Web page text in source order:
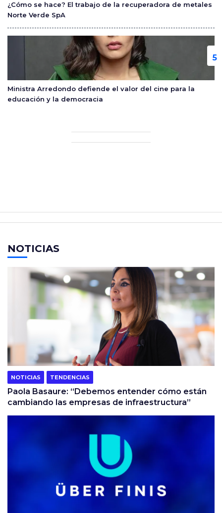
¿Cómo se hace? El trabajo de la recuperadora de metales
Norte Verde SpA
Ministra Arredondo defiende el valor del cine para la
educación y la democracia
NOTICIAS
NOTICIAS TENDENCIAS
Paola Basaure: “Debemos entender cómo están
cambiando las empresas de infraestructura”